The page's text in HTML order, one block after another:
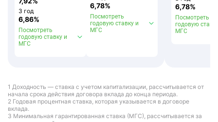
3 год
6,86%
Посмотреть
годовую ставку и
МГС
6,78%
Посмотреть
годовую ставку и
МГС
6,78%
Посмотреть
годовую
МГС
1 Доходность — ставка с учетом капитализации, рассчитывается от
начала срока действия договора вклада до конца периода.
2 Годовая процентная ставка, которая указывается в договоре
вклада.
3 Минимальная гарантированная ставка (МГС), рассчитывается за